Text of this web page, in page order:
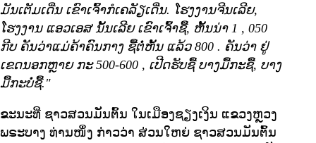
ມັນເຕັມເດີ່ນ ເຂົາເຈົ້າກໍເຄລັຽເດີ່ນ. ໂຮງງານຈີນເລີຍ,
ໂຮງງານ ແອວເອສ ນັ້ນເລີຍ ເຂົາເຈົ້າຊື້, ຫັ້ນນ່າ 1 , 050
ກີບ ຄັນວ່າແມ່ຄ້າຄົນກາງ ຊື້ຕໍ່ຫັ້ນ ແລ້ວ 800 . ຄັນວ່າ ຢູ່
ເຂດນອກຫຼາຍ ກະ500-600 , ເປີດຮັບຊື້ ບາງມື້ກະຊື້, ບາງ
ມື້ກະບໍ່ຊື້."
ຂະນະທີ່ ຊາວສວນມັນຕົ້ນ ໃນເມືອງຊຽງເງິນ ແຂວງຫຼວງ
ພຣະບາງ ທ່ານໜຶ່ງ ກ່າວວ່າ ສ່ວນໃຫຍ່ ຊາວສວນມັນຕົ້ນ